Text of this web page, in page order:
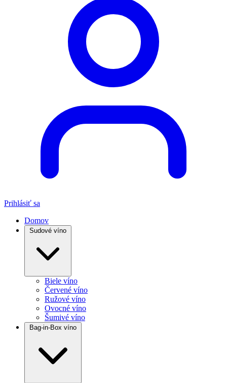
Prihlásiť sa
Domov
Sudové víno
Biele víno
Červené víno
Ružové víno
Ovocné víno
Šumivé víno
Bag-in-Box víno